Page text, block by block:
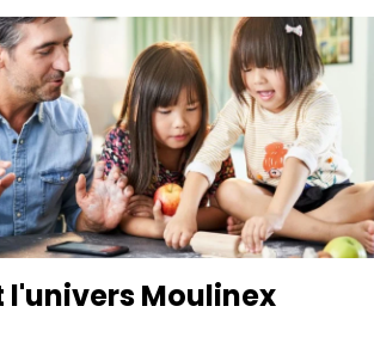
l'univers Moulinex